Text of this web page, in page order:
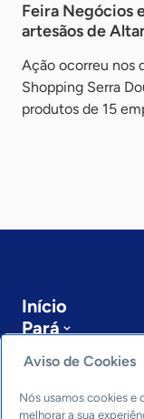
Feira Negócios
artesãos de
Ação ocorreu nos
Shopping Serra
produtos de 15
Início
Pará
Sobre a ASN
Últimas notícias
Entre em
Aviso de Cookies
Nós usamos cookies e
melhorar a sua